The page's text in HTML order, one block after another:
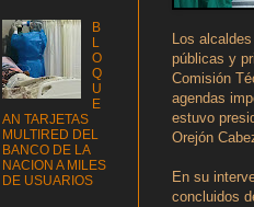
Los
públicas y
Comisión
agendas
estuvo
Orejón
En su
concluidos
B
L
O
Q
U
E
AN TARJETAS
MULTIRED DEL
BANCO DE LA
NACION A MILES
DE USUARIOS